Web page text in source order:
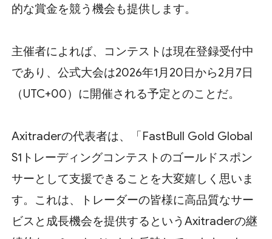
的な賞金を競う機会も提供します。
主催者によれば、コンテストは現在登録受付中
であり、公式大会は2026年1月20日から2月7日
（UTC+00）に開催される予定とのことだ。
Axitraderの代表者は、「FastBull Gold Global
S1トレーディングコンテストのゴールドスポン
サーとして支援できることを大変嬉しく思いま
す。これは、トレーダーの皆様に高品質なサー
ビスと成長機会を提供するというAxitraderの継